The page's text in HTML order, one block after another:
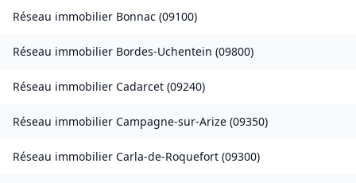
Réseau immobilier Bonnac (09100)
Réseau immobilier Bordes-Uchentein (09800)
Réseau immobilier Cadarcet (09240)
Réseau immobilier Campagne-sur-Arize (09350)
Réseau immobilier Carla-de-Roquefort (09300)